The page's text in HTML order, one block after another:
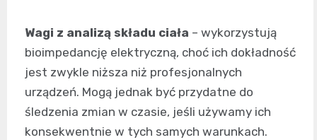
Wagi z analizą składu ciała – wykorzystują
bioimpedancję elektryczną, choć ich dokładność
jest zwykle niższa niż profesjonalnych
urządzeń. Mogą jednak być przydatne do
śledzenia zmian w czasie, jeśli używamy ich
konsekwentnie w tych samych warunkach.